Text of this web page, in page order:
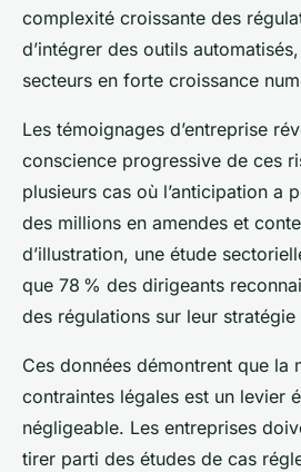
complexité croissante des
d’intégrer des outils
secteurs en forte croissance
Les témoignages d’entreprise
conscience progressive de ces
plusieurs cas où l’anticipation a
des millions en amendes et
d’illustration, une étude
que 78 % des dirigeants
des régulations sur leur
Ces données démontrent que la
contraintes légales est un levier
négligeable. Les entreprises
tirer parti des études de cas